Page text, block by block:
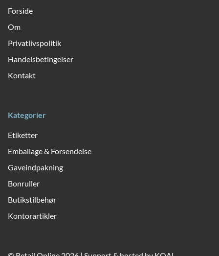
Forside
Om
Privatlivspolitik
Handelsbetingelser
Kontakt
Kategorier
Etiketter
Emballage & Forsendelse
Gaveindpakning
Bonruller
Butikstilbehør
Kontorartikler